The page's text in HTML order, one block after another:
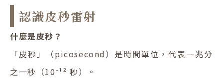
認識皮秒雷射
什麼是皮秒？
「皮秒」（picosecond）是時間單位，代表一兆分
之一秒（10⁻¹² 秒）。